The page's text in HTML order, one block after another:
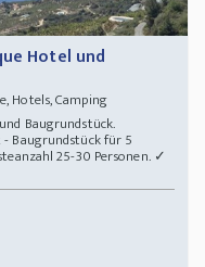
Hotel und
Hotels, Camping
Baugrundstück.
Baugrundstück für 5
25-30 Personen. ✓